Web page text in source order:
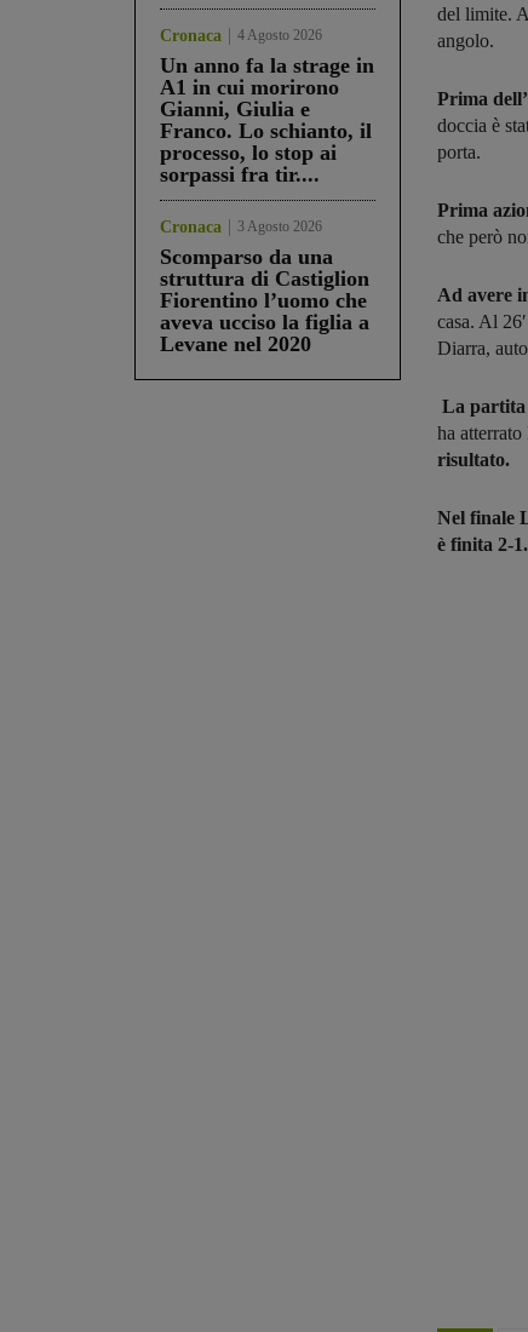
Cronaca 4 Agosto 2026
Un anno fa la strage in
A1 in cui morirono
Gianni, Giulia e
Franco. Lo schianto, il
processo, lo stop ai
sorpassi fra tir....
Cronaca 3 Agosto 2026
Scomparso da una
struttura di Castiglion
Fiorentino l’uomo che
aveva ucciso la figlia a
Levane nel 2020
del limite.
angolo.
Prima
doccia è
porta.
Prima
che però
Ad avere
casa. Al
Diarra,
La partita
ha
risultato.
Nel finale
è finita 2-1.